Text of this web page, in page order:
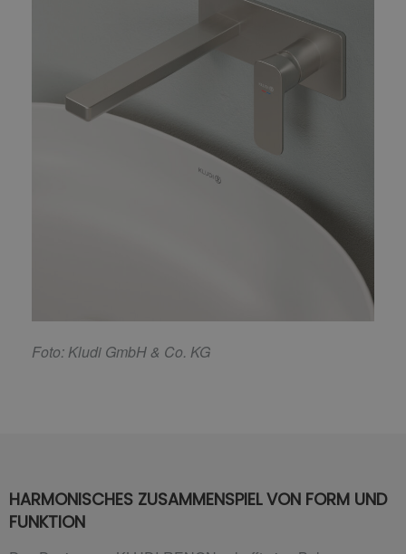
Foto: Kludi GmbH & Co. KG
HARMONISCHES ZUSAMMENSPIEL VON FORM UND
FUNKTION